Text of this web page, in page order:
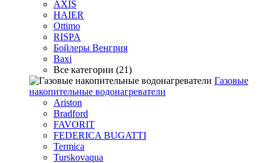
AXIS
HAIER
Ottimo
RISPA
Бойлеры Венгрия
Baxi
Все категории (21)
Газовые
накопительные водонагреватели
Ariston
Bradford
FAVORIT
FEDERICA BUGATTI
Termica
Turskovaqua